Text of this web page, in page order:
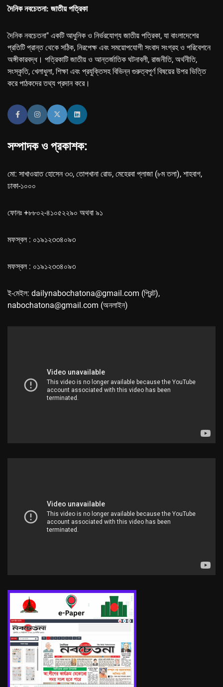
দৈনিক নবচেতনা: জাতীয় পত্রিকা
দৈনিক নবচেতনা" একটি আধুনিক ও নির্ভরযোগ্য জাতীয় পত্রিকা, যা বাংলাদেশের
প্রতিটি প্রান্ত থেকে সঠিক, নিরপেক্ষ এবং সময়োপযোগী সংবাদ সংগ্রহ ও পরিবেশনে
অঙ্গীকারবদ্ধ। পত্রিকাটি জাতীয় ও আন্তর্জাতিক ঘটনাবলী, রাজনীতি, অর্থনীতি,
সংস্কৃতি, খেলাধুলা, শিক্ষা এবং প্রযুক্তিসহ বিভিন্ন গুরুত্বপূর্ণ বিষয়ের উপর ভিত্তি
করে পাঠকদের তথ্য প্রদান করে।
সম্পাদক ও প্রকাশক:
মো: সাখাওয়াত হোসেন ৩৩, তোপখানা রোড, মেহেরবা প্লাজা (৮ম তলা), শাহবাগ,
ঢাকা-১০০০
ফোনঃ +৮৮০২-৪১০৫২২৯০ অথবা ৯১
মফস্বল : ০১৯১২৩৩৪০৯৩
মফস্বল : ০১৯১২৩৩৪০৯৩
ই-মেইল: dailynabochatona@gmail.com (প্রিন্ট),
nabochatona@gmail.com (অনলাইন)